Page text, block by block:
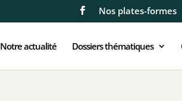
Nos plates-formes
Notre actualité Dossiers thématiques